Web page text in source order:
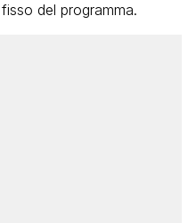
del programma.